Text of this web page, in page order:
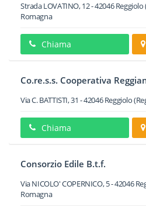
Strada LOVATINO, 12-42046 Reggiolo
Romagna
Chiama
Co.re.s.s. Cooperativa
Via C. BATTISTI, 31 -42046 Reggiolo
Chiama
Consorzio Edile B.t.f.
Via NICOLO' COPERNICO, 5-42046
Romagna